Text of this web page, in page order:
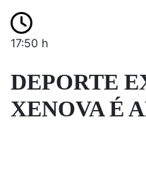
17:50 h
DEPORTE
XENOVA É